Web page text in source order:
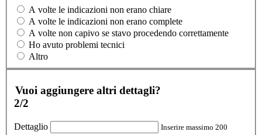
A volte le indicazioni non erano chiare
A volte le indicazioni non erano complete
A volte non capivo se stavo procedendo correttamente
Ho avuto problemi tecnici
Altro
Vuoi aggiungere altri dettagli?
2/2
Dettaglio
Inserire massimo 200